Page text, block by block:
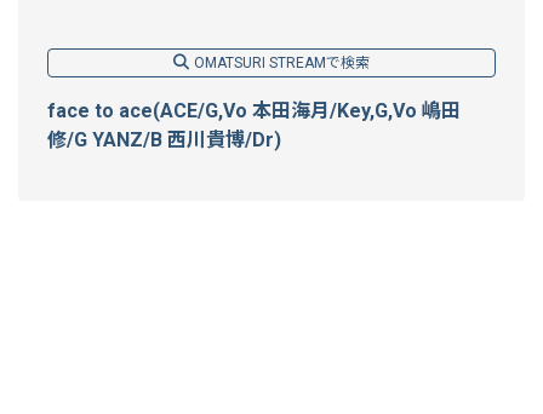
OMATSURI STREAMで検索
face to ace(ACE/G,Vo 本田海月/Key,G,Vo 嶋田
修/G YANZ/B 西川貴博/Dr)